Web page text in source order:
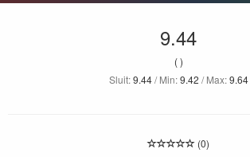
9.44
( )
Sluit:9.44/ Min:9.42 / Max:9.64
(0)